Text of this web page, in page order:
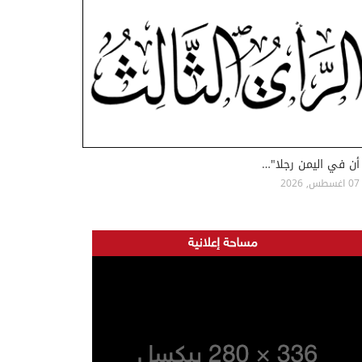
في اليمن رجلا"…
07 اغسطس, 2026